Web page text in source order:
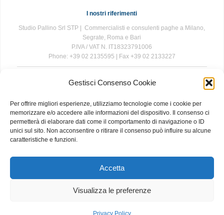
Gestisci Consenso Cookie
Per offrire migliori esperienze, utilizziamo tecnologie come i cookie per
memorizzare e/o accedere alle informazioni del dispositivo. Il consenso ci
permetterà di elaborare dati come il comportamento di navigazione o ID
unici sul sito. Non acconsentire o ritirare il consenso può influire su alcune
caratteristiche e funzioni.
Accetta
Visualizza le preferenze
Privacy Policy
I nostri riferimenti
Studio Pallino Srl STP | Commercialisti e consulenti paghe a Milano,
Segrate, Roma e Bari
P.IVA / VAT N. IT18323791006
Phone: +39 02 2135595 | Fax +39 02 2133227
The information contained in this website is for general information
while we endeavour to keep the information up to date and correct, we
make no representations or warranties of any kind, express or implied,
about the completeness, accuracy, reliability, suitability or availability
with respect to the website or the information, products, services, or
related graphics contained on the website for any purpose. Any
|Contact|Privacy and Cookie Policy